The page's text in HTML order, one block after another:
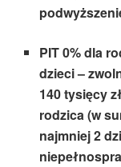
PIT 0% dla
dzieci –
140 tysięcy
rodzica (w
najmniej 2